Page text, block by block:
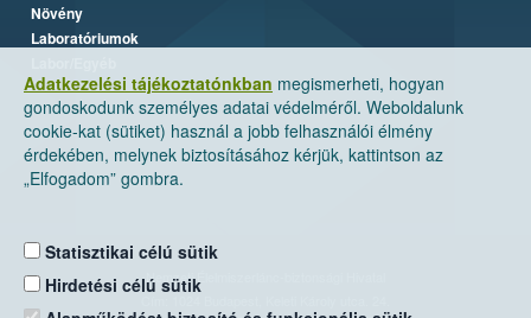
Adatkezelési tájékoztatónkban megismerheti, hogyan
gondoskodunk személyes adatai védelméről. Weboldalunk
cookie-kat (sütiket) használ a jobb felhasználói élmény
érdekében, melynek biztosításához kérjük, kattintson az
„Elfogadom” gombra.
Statisztikai célú sütik
Hirdetési célú sütik
Növény
Laboratóriumok
Nemzeti Élelmiszerlánc-biztonsági Hivatal